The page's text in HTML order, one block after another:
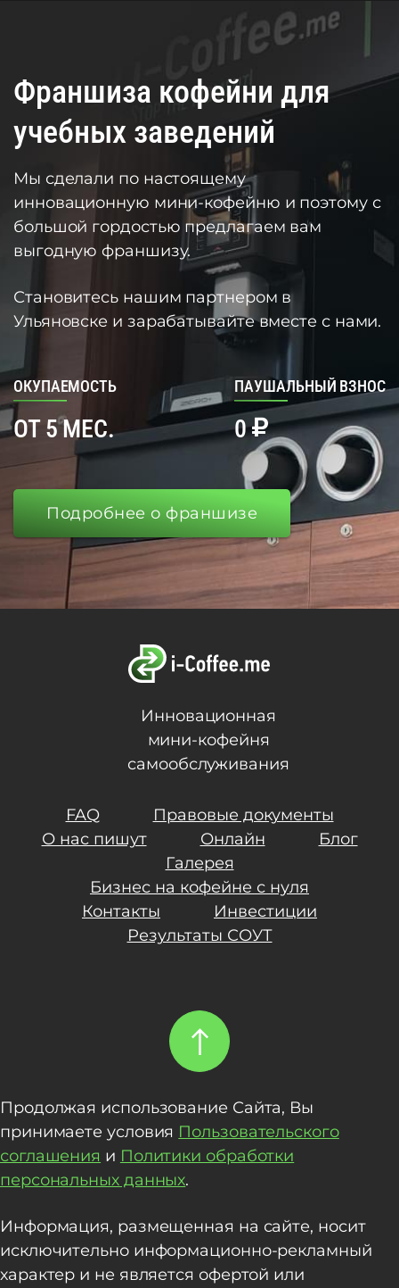
Франшиза кофейни для
учебных заведений
Мы сделали по настоящему
инновационную мини-кофейню и поэтому с
большой гордостью предлагаем вам
выгодную франшизу.
Становитесь нашим партнером в
Ульяновске и зарабатывайте вместе с нами.
ОКУПАЕМОСТЬ
ОТ 5 МЕС.
ПАУШАЛЬНЫЙ ВЗНОС
0
Подробнее о франшизе
Инновационная
мини-кофейня
самообслуживания
FAQ
Правовые документы
О нас пишут
Онлайн
Блог
Галерея
Бизнес на кофейне с нуля
Контакты
Инвестиции
Результаты СОУТ
Продолжая использование Сайта, Вы
принимаете условия Пользовательского
соглашения и Политики обработки
персональных данных.
Информация, размещенная на сайте, носит
исключительно информационно-рекламный
характер и не является офертой или